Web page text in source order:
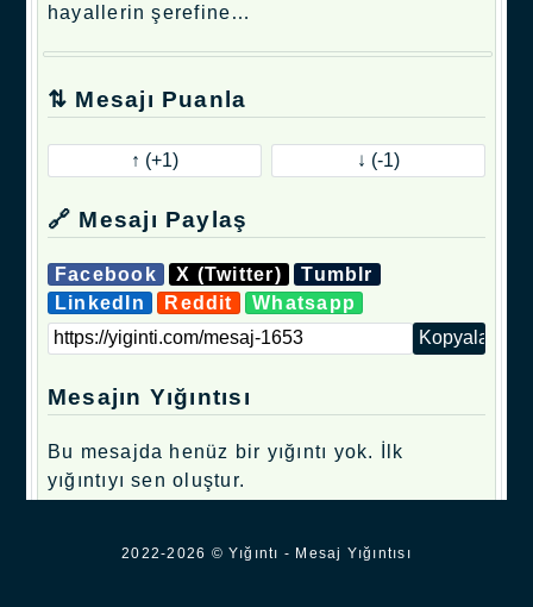
hayallerin şerefine…
⇅ Mesajı Puanla
🔗 Mesajı Paylaş
Facebook X (Twitter)
Tumblr
LinkedIn
Reddit Whatsapp
Mesajın Yığıntısı
Bu mesajda henüz bir yığıntı yok. İlk
yığıntıyı sen oluştur.
2022-2026 © Yığıntı - Mesaj Yığıntısı